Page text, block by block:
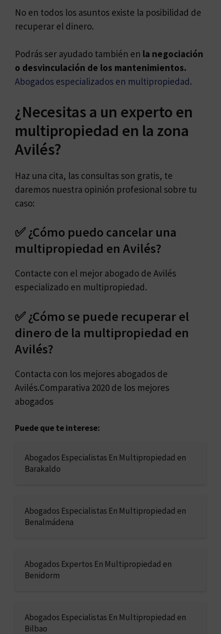
No en todos los asuntos existe la posibilidad de
recuperar el dinero.
Podrás ser ayudado también en la negociación
o desvinculación de los mantenimientos.
Abogados especializados en multipropiedad.
¿Necesitas a un experto en
multipropiedad en la zona
Avilés?
Haz una cita, las consultas son gratis, te
daremos nuestra opinión profesional sobre tu
caso:
✅ ¿Cómo puedo cancelar una
multipropiedad en Avilés?
Contacte con el mejor abogado de Avilés
especializado en multipropiedad.
✅ ¿Cómo se puede recuperar el
dinero de la multipropiedad en
Avilés?
Contacta con los mejores abogados de
Avilés.Comparativa 2020 de los mejores
abogados
Puede que te interese:
Abogados Especialistas En Multipropiedad en
Barakaldo
Abogados Especialistas En Multipropiedad en
Benalmádena
Abogados Expertos En Multipropiedad en
Benidorm
Abogados Especialistas En Multipropiedad en
Bilbao